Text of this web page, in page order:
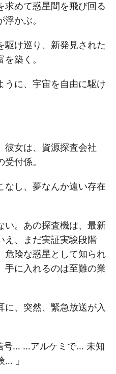
求めて惑星間を飛び回る
かぶ。
駆け巡り、新発見された
築く。
うに、宇宙を自由に駆け
彼女は、資源探査会社
付係。
なし、夢なんか遠い存在
い。あの探査機は、最新
え、まだ実証実験段階
危険な惑星として知られ
手に入れるのは至難の業
に、突然、緊急放送が入
号… …アルケミで… 未知
」